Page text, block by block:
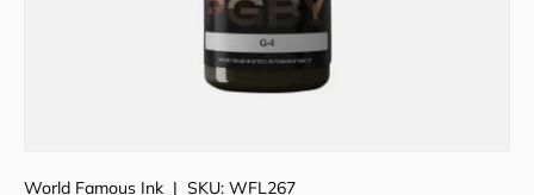
World Famous Ink | SKU: WFL267